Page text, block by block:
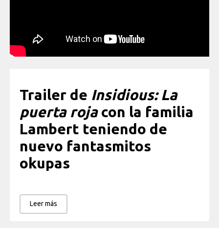
Trailer de Insidious: La
puerta roja con la familia
Lambert teniendo de
nuevo fantasmitos
okupas
Leer más